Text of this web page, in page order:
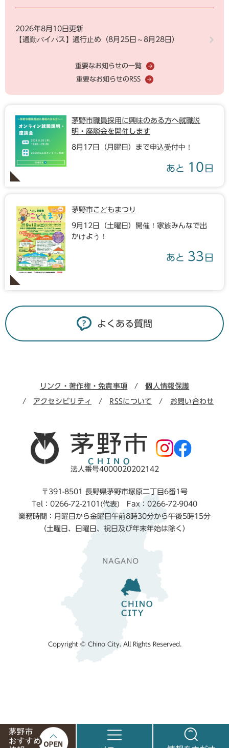
2026年8月10日更新
【通勤バイパス】通行止め（8月25日～8月28日）
重要なお知らせの一覧
重要なお知らせのRSS
茅野市職員採用に興味のある方へ就職説
明・座談会を開催します
8月17日（月曜日）まで申込受付中！
あと 10 日
茅野市こどもまつり
9月12日（土曜日）開催！家族みんなで出
かけよう！
あと 33 日
よくある質問
リンク・著作権・免責事項 個人情報保護
アクセシビリティ RSSについて お問い合わせ
法人番号4000020202142
〒391-8501 長野県茅野市塚原二丁目6番1号
Tel：0266-72-2101(代表) Fax：0266-72-9040
業務時間：月曜日から金曜日午前8時30分から午後5時15分
（土曜日、日曜日、祝日及び年末年始は除く）
Copyright © Chino City. All Rights Reserved.